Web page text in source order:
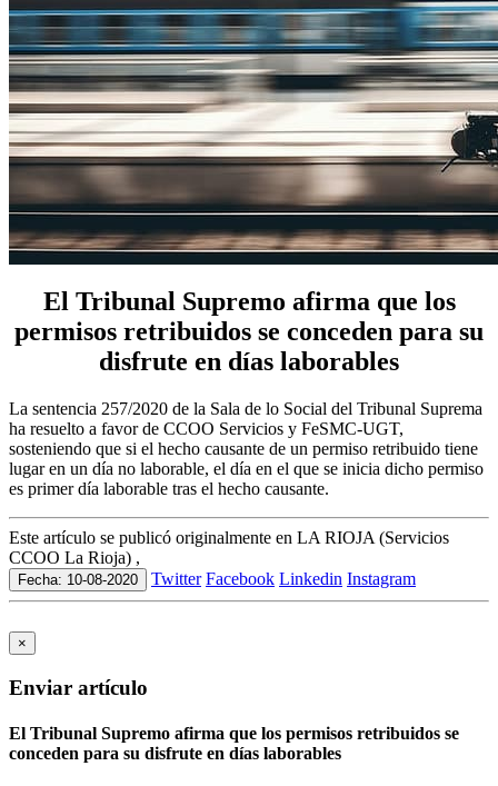
El Tribunal Supremo afirma que los
permisos retribuidos se conceden para su
disfrute en días laborables
La sentencia 257/2020 de la Sala de lo Social del Tribunal Suprema
ha resuelto a favor de CCOO Servicios y FeSMC-UGT,
sosteniendo que si el hecho causante de un permiso retribuido tiene
lugar en un día no laborable, el día en el que se inicia dicho permiso
es primer día laborable tras el hecho causante.
Este artículo se publicó originalmente en LA RIOJA (Servicios
CCOO La Rioja) ,
Fecha: 10-08-2020 Twitter Facebook Linkedin Instagram
×
Enviar artículo
El Tribunal Supremo afirma que los permisos retribuidos se
conceden para su disfrute en días laborables